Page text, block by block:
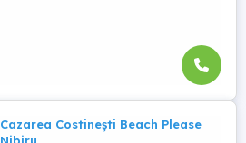
Cazarea Costinești Beach Please